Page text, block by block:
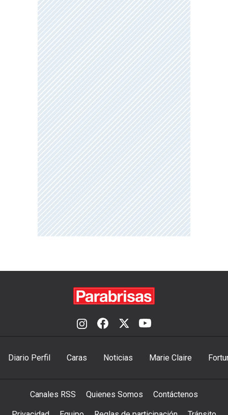
Diario Perfil Caras Noticias Marie Claire
Canales RSS Quienes Somos Contáctenos